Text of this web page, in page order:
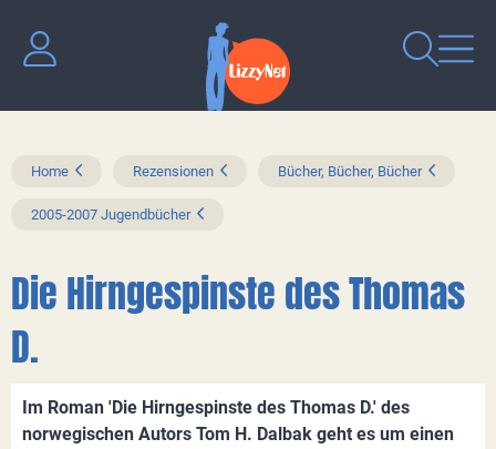
Home Rezensionen Bücher, Bücher, Bücher
2005-2007 Jugendbücher
Die Hirngespinste des Thomas
D.
Im Roman 'Die Hirngespinste des Thomas D.' des
norwegischen Autors Tom H. Dalbak geht es um einen